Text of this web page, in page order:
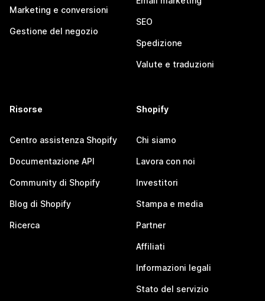
Marketing e conversioni
Gestione del negozio
SEO
Spedizione
Valute e traduzioni
Risorse
Centro assistenza Shopify
Documentazione API
Community di Shopify
Blog di Shopify
Ricerca
Shopify
Chi siamo
Lavora con noi
Investitori
Stampa e media
Partner
Affiliati
Informazioni legali
Stato del servizio